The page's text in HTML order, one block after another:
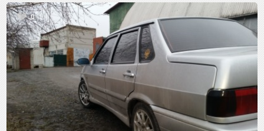
0